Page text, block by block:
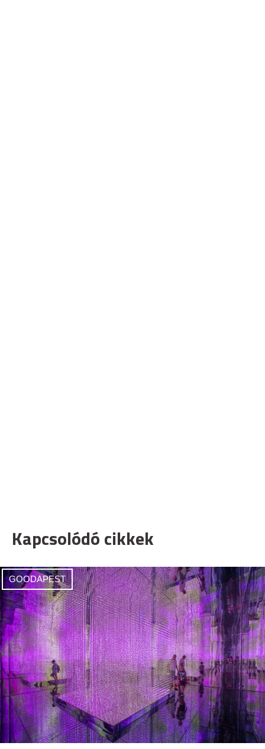
Kapcsolódó cikkek
GOODAPEST